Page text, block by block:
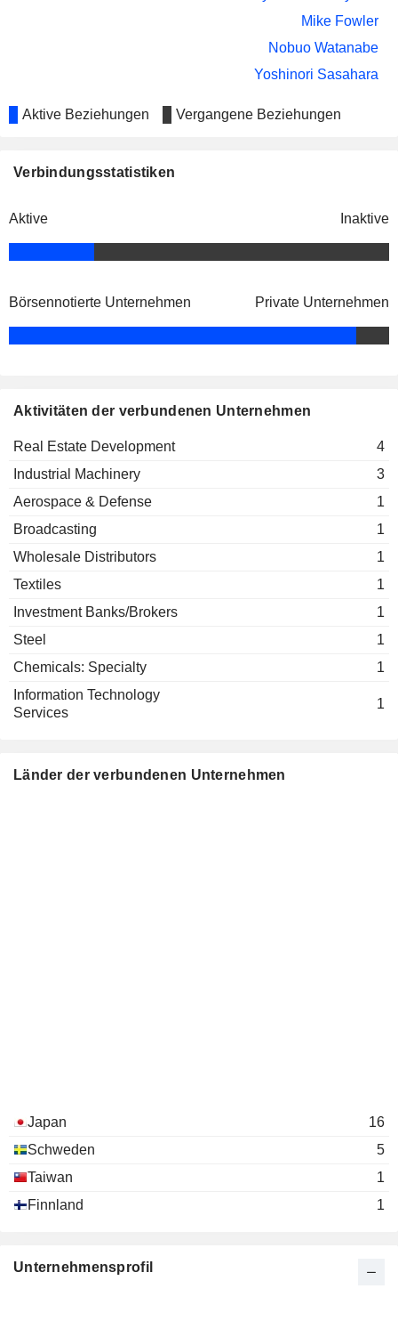
Mike Fowler
Nobuo Watanabe
Yoshinori Sasahara
Aktive Beziehungen Vergangene Beziehungen
Verbindungsstatistiken
Aktive Inaktive
Börsennotierte Unternehmen Private Unternehmen
Aktivitäten der verbundenen Unternehmen
Real Estate Development
4
Industrial Machinery
3
Aerospace & Defense
1
Broadcasting
1
Wholesale Distributors
1
Textiles
1
Investment Banks/Brokers
1
Steel
1
Chemicals: Specialty
1
Information Technology
Services
1
Länder der verbundenen Unternehmen
Japan
16
Schweden
5
Taiwan
1
Finnland
1
Unternehmensprofil